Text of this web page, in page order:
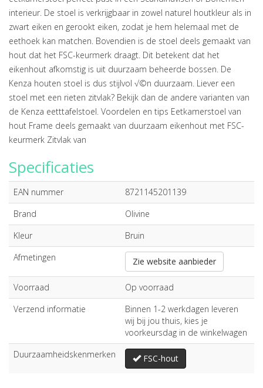
interieur. De stoel is verkrijgbaar in zowel naturel houtkleur als in
zwart eiken en gerookt eiken, zodat je hem helemaal met de
eethoek kan matchen. Bovendien is de stoel deels gemaakt van
hout dat het FSC-keurmerk draagt. Dit betekent dat het
eikenhout afkomstig is uit duurzaam beheerde bossen. De
Kenza houten stoel is dus stijlvol √©n duurzaam. Liever een
stoel met een rieten zitvlak? Bekijk dan de andere varianten van
de Kenza eetttafelstoel. Voordelen en tips Eetkamerstoel van
hout Frame deels gemaakt van duurzaam eikenhout met FSC-
keurmerk Zitvlak van
Specificaties
EAN nummer
8721145201139
Brand
Olivine
Kleur
Bruin
Afmetingen
Zie website aanbieder
Voorraad
Op voorraad
Verzend informatie
Binnen 1-2 werkdagen leveren
wij bij jou thuis, kies je
voorkeursdag in de winkelwagen
Duurzaamheidskenmerken
FSC-hout